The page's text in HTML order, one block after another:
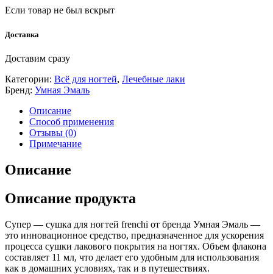
Если товар не был вскрыт
Доставка
Доставим сразу
Категории: Всё для ногтей, Лечебные лаки
Бренд: Умная Эмаль
Описание
Способ применения
Отзывы (0)
Примечание
Описание
Описание продукта
Супер — сушка для ногтей frenchi от бренда Умная Эмаль —
это инновационное средство, предназначенное для ускорения
процесса сушки лакового покрытия на ногтях. Объем флакона
составляет 11 мл, что делает его удобным для использования
как в домашних условиях, так и в путешествиях.